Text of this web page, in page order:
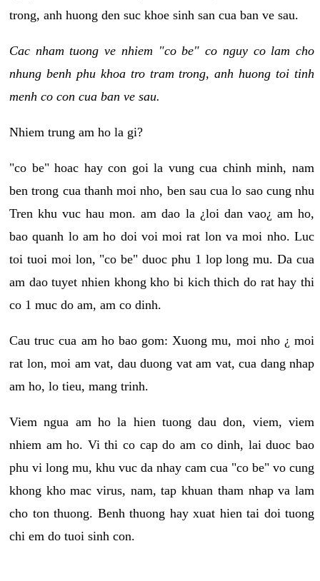
trong, anh huong den suc khoe sinh san cua ban ve sau.
Cac nham tuong ve nhiem "co be" co nguy co lam cho
nhung benh phu khoa tro tram trong, anh huong toi tinh
menh co con cua ban ve sau.
Nhiem trung am ho la gi?
"co be" hoac hay con goi la vung cua chinh minh, nam
ben trong cua thanh moi nho, ben sau cua lo sao cung nhu
Tren khu vuc hau mon. am dao la ¿loi dan vao¿ am ho,
bao quanh lo am ho doi voi moi rat lon va moi nho. Luc
toi tuoi moi lon, "co be" duoc phu 1 lop long mu. Da cua
am dao tuyet nhien khong kho bi kich thich do rat hay thi
co 1 muc do am, am co dinh.
Cau truc cua am ho bao gom: Xuong mu, moi nho ¿ moi
rat lon, moi am vat, dau duong vat am vat, cua dang nhap
am ho, lo tieu, mang trinh.
Viem ngua am ho la hien tuong dau don, viem, viem
nhiem am ho. Vi thi co cap do am co dinh, lai duoc bao
phu vi long mu, khu vuc da nhay cam cua "co be" vo cung
khong kho mac virus, nam, tap khuan tham nhap va lam
cho ton thuong. Benh thuong hay xuat hien tai doi tuong
chi em do tuoi sinh con.